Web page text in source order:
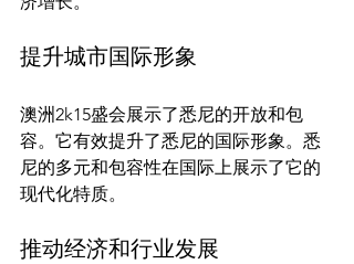
提升城市国际形象
澳洲2k15盛会展示了悉尼的开放和包
容。它有效提升了悉尼的国际形象。悉
尼的多元和包容性在国际上展示了它的
推动经济和行业发展